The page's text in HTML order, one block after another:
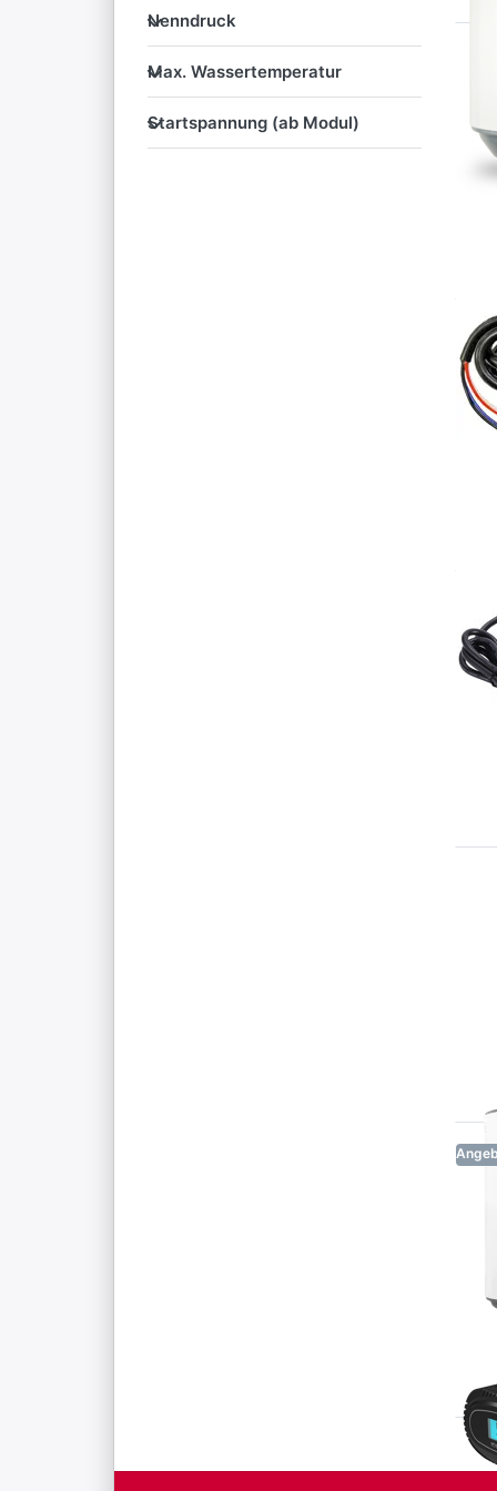
Nenndruck
Nenndruck
Max. Wassertemperatur
Max. Wassertemperatur
Startspannung (ab Modul)
Startspannung (ab Modul)